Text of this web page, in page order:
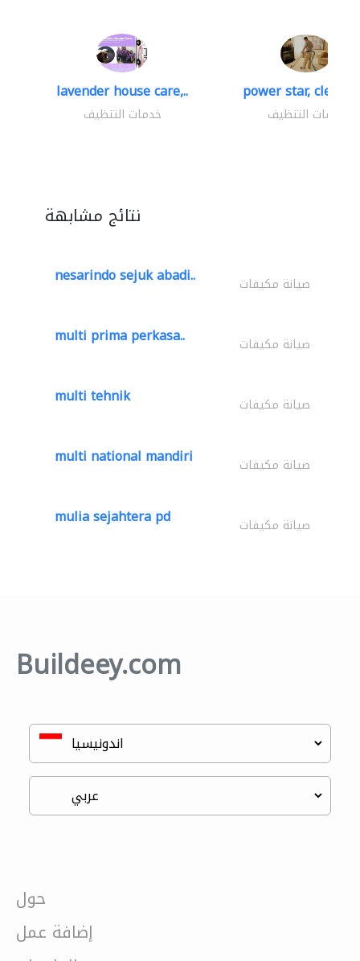
lavender house care,..
خدمات التنظيف
power star,
خدمات التنظيف
نتائج مشابهة
nesarindo sejuk abadi.. صيانة مكيفات
multi prima perkasa.. صيانة مكيفات
multi tehnik صيانة مكيفات
multi national mandiri صيانة مكيفات
mulia sejahtera pd صيانة مكيفات
Buildeey.com
حول
إضافة عمل